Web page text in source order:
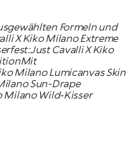
Formeln und
X Kiko Milano Extreme
Cavalli X Kiko
Milano Lumicanvas Skin
Sun-Drape
Milano Wild-Kisser